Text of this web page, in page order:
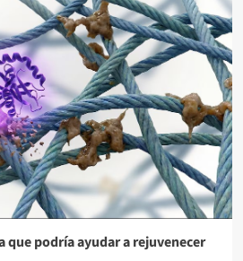
que podría ayudar a rejuvenecer